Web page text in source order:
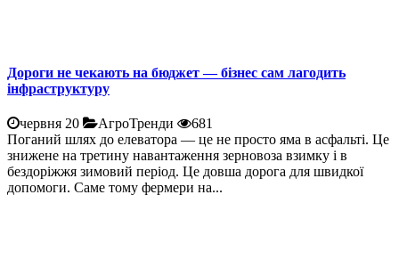
Дороги не чекають на бюджет — бізнес сам лагодить
інфраструктуру
червня 20 АгроТренди
681
Поганий шлях до елеватора — це не просто яма в асфальті. Це
знижене на третину навантаження зерновоза взимку і в
бездоріжжя зимовий період. Це довша дорога для швидкої
допомоги. Саме тому фермери на...